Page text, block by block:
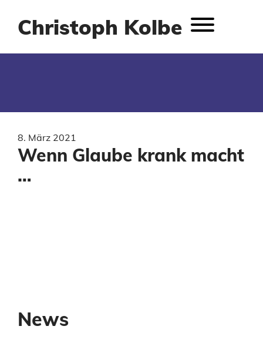
Christoph Kolbe
8. März 2021
Wenn Glaube krank macht
…
News